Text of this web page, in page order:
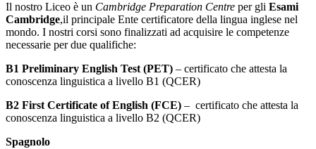
Il nostro Liceo è un Cambridge Preparation Centre per gli Esami
Cambridge,il principale Ente certificatore della lingua inglese nel
mondo. I nostri corsi sono finalizzati ad acquisire le competenze
necessarie per due qualifiche:
B1 Preliminary English Test (PET) – certificato che attesta la
conoscenza linguistica a livello B1 (QCER)
B2 First Certificate of English (FCE) – certificato che attesta la
conoscenza linguistica a livello B2 (QCER)
Spagnolo